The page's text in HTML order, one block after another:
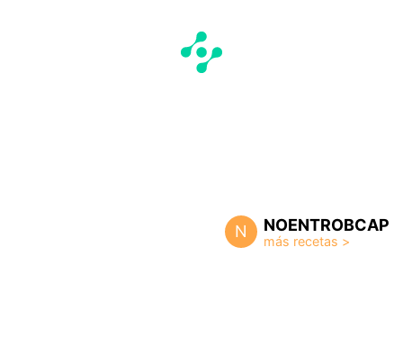
N NOENTROBCAP